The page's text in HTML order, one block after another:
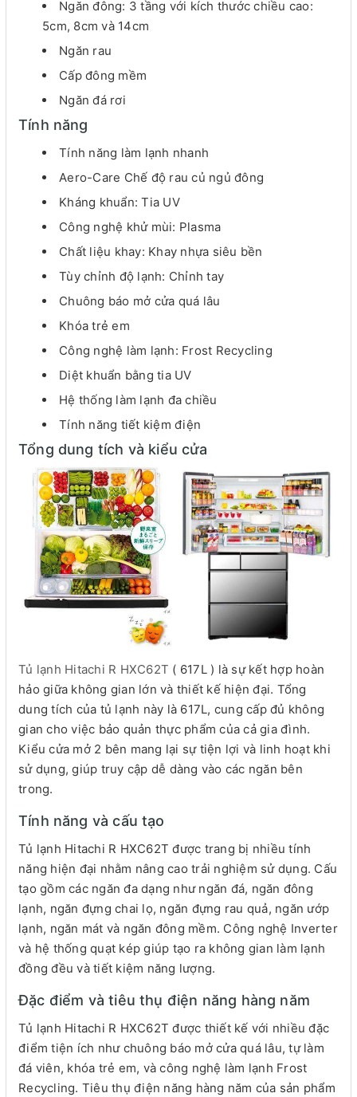
Ngăn đông: 3 tầng với kích thước chiều cao:
5cm, 8cm và 14cm
Ngăn rau
Cấp đông mềm
Ngăn đá rơi
Tính năng
Tính năng làm lạnh nhanh
Aero-Care Chế độ rau củ ngủ đông
Kháng khuẩn: Tia UV
Công nghệ khử mùi: Plasma
Chất liệu khay: Khay nhựa siêu bền
Tùy chỉnh độ lạnh: Chỉnh tay
Chuông báo mở cửa quá lâu
Khóa trẻ em
Công nghệ làm lạnh: Frost Recycling
Diệt khuẩn bằng tia UV
Hệ thống làm lạnh đa chiều
Tính năng tiết kiệm điện
Tổng dung tích và kiểu cửa
Tủ lạnh Hitachi R HXC62T ( 617L ) là sự kết hợp hoàn
hảo giữa không gian lớn và thiết kế hiện đại. Tổng
dung tích của tủ lạnh này là 617L, cung cấp đủ không
gian cho việc bảo quản thực phẩm của cả gia đình.
Kiểu cửa mở 2 bên mang lại sự tiện lợi và linh hoạt khi
sử dụng, giúp truy cập dễ dàng vào các ngăn bên
trong.
Tính năng và cấu tạo
Tủ lạnh Hitachi R HXC62T được trang bị nhiều tính
năng hiện đại nhằm nâng cao trải nghiệm sử dụng. Cấu
tạo gồm các ngăn đa dạng như ngăn đá, ngăn đông
lạnh, ngăn đựng chai lọ, ngăn đựng rau quả, ngăn ướp
lạnh, ngăn mát và ngăn đông mềm. Công nghệ Inverter
và hệ thống quạt kép giúp tạo ra không gian làm lạnh
đồng đều và tiết kiệm năng lượng.
Đặc điểm và tiêu thụ điện năng hàng năm
Tủ lạnh Hitachi R HXC62T được thiết kế với nhiều đặc
điểm tiện ích như chuông báo mở cửa quá lâu, tự làm
đá viên, khóa trẻ em, và công nghệ làm lạnh Frost
Recycling. Tiêu thụ điện năng hàng năm của sản phẩm